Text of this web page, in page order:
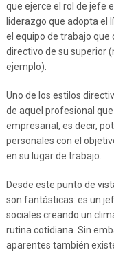
que ejerce el rol de jefe
liderazgo que adopta el
el equipo de trabajo
directivo de su superior
ejemplo).
Uno de los estilos
de aquel profesional
empresarial, es decir,
personales con el
en su lugar de trabajo.
Desde este punto de
son fantásticas: es un
sociales creando un
rutina cotidiana. Sin
aparentes también